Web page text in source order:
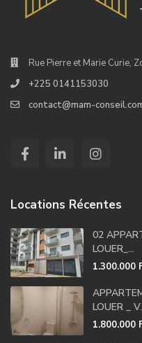
Rue Pierre et Marie Curie,
+225 0141153030
contact@mam-
Locations Récentes
02
LOUER_...
1.300.000
LOUER _
1.800.000